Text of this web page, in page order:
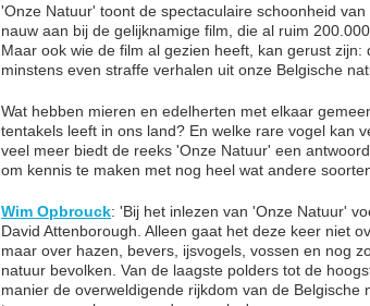
'Onze Natuur' toont de spectaculaire schoonheid
nauw aan bij de gelijknamige film, die al ruim
Maar ook wie de film al gezien heeft, kan gerust
minstens even straffe verhalen uit onze Belgische
Wat hebben mieren en edelherten met elkaar
tentakels leeft in ons land? En welke rare vogel kan
veel meer biedt de reeks 'Onze Natuur' een
om kennis te maken met nog heel wat andere
Wim Opbrouck: 'Bij het inlezen van 'Onze Natuur'
David Attenborough. Alleen gaat het deze keer niet
maar over hazen, bevers, ijsvogels, vossen en nog
natuur bevolken. Van de laagste polders tot de
manier de overweldigende rijkdom van de